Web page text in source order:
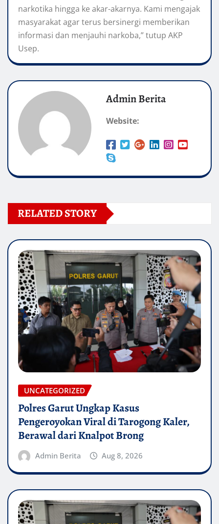
narkotika hingga ke akar-akarnya. Kami mengajak
masyarakat agar terus bersinergi memberikan
informasi dan menjauhi narkoba,” tutup AKP
Usep.
Admin Berita
Website:
RELATED STORY
UNCATEGORIZED
Polres Garut Ungkap Kasus
Pengeroyokan Viral di Tarogong Kaler,
Berawal dari Knalpot Brong
Admin Berita Aug 8, 2026